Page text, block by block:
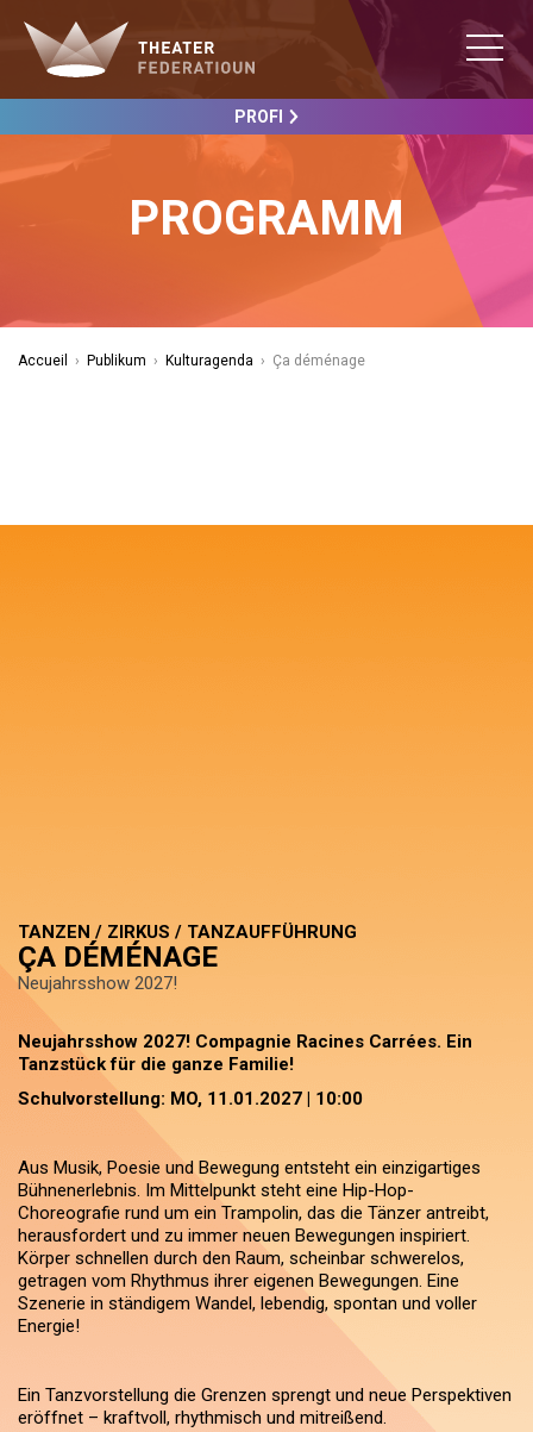
PROFI
PROGRAMM
Accueil › Publikum › Kulturagenda › Ça déménage
TANZEN / ZIRKUS / TANZAUFFÜHRUNG
ÇA DÉMÉNAGE
Neujahrsshow 2027!
Neujahrsshow 2027! Compagnie Racines Carrées. Ein
Tanzstück für die ganze Familie!
Schulvorstellung: MO, 11.01.2027 | 10:00
Aus Musik, Poesie und Bewegung entsteht ein einzigartiges
Bühnenerlebnis. Im Mittelpunkt steht eine Hip-Hop-
Choreografie rund um ein Trampolin, das die Tänzer antreibt,
herausfordert und zu immer neuen Bewegungen inspiriert.
Körper schnellen durch den Raum, scheinbar schwerelos,
getragen vom Rhythmus ihrer eigenen Bewegungen. Eine
Szenerie in ständigem Wandel, lebendig, spontan und voller
Energie!
Ein Tanzvorstellung die Grenzen sprengt und neue Perspektiven
eröffnet – kraftvoll, rhythmisch und mitreißend.